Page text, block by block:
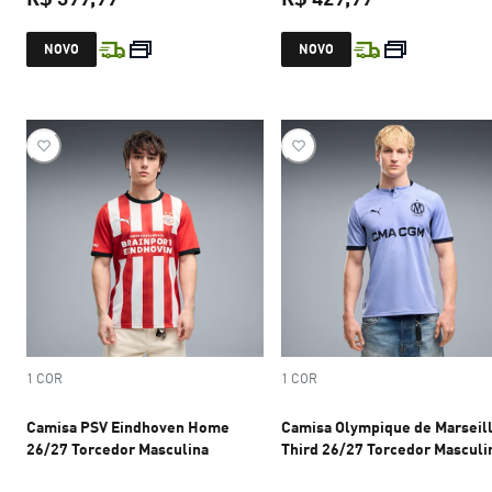
preço atual R$ 399,99
NOVO preço atual
NOVO
1 COR
Camisa PSV Eindhoven Home
26/27 Torcedor Masculina
1 COR
Camisa Olympique de
Third 26/27 Torcedor